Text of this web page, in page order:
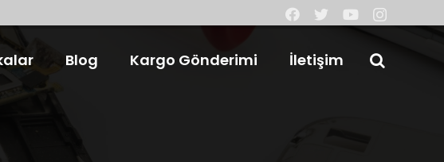
Blog Kargo Gönderimi İletişim